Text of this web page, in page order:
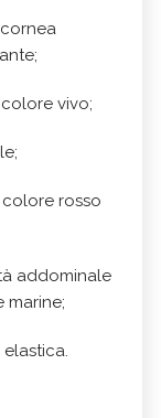
vivo;
rosso
addominale
marine;